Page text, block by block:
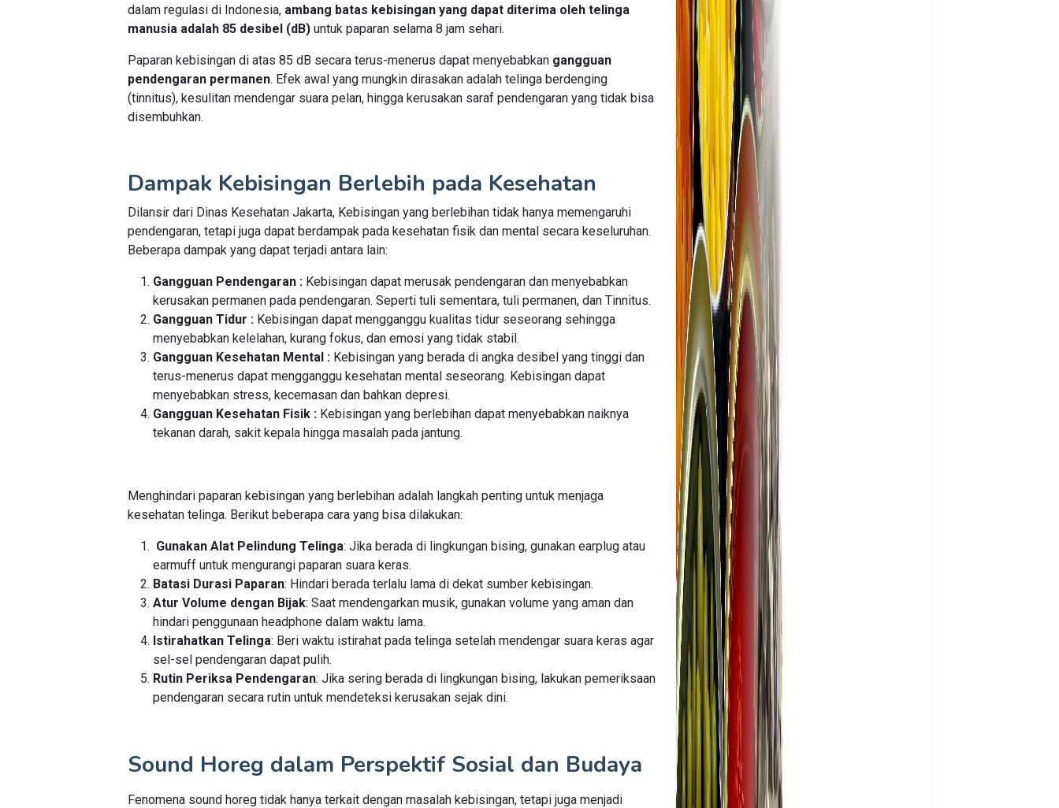
dalam regulasi di Indonesia, ambang batas kebisingan yang dapat diterima oleh telinga
manusia adalah 85 desibel (dB) untuk paparan selama 8 jam sehari.
Paparan kebisingan di atas 85 dB secara terus-menerus dapat menyebabkan gangguan
pendengaran permanen. Efek awal yang mungkin dirasakan adalah telinga berdenging
(tinnitus), kesulitan mendengar suara pelan, hingga kerusakan saraf pendengaran yang tidak bisa
disembuhkan.
Dampak Kebisingan Berlebih pada Kesehatan
Dilansir dari Dinas Kesehatan Jakarta, Kebisingan yang berlebihan tidak hanya memengaruhi
pendengaran, tetapi juga dapat berdampak pada kesehatan fisik dan mental secara keseluruhan.
Beberapa dampak yang dapat terjadi antara lain:
Gangguan Pendengaran : Kebisingan dapat merusak pendengaran dan menyebabkan
kerusakan permanen pada pendengaran. Seperti tuli sementara, tuli permanen, dan Tinnitus.
Gangguan Tidur : Kebisingan dapat mengganggu kualitas tidur seseorang sehingga
menyebabkan kelelahan, kurang fokus, dan emosi yang tidak stabil.
Gangguan Kesehatan Mental : Kebisingan yang berada di angka desibel yang tinggi dan
terus-menerus dapat mengganggu kesehatan mental seseorang. Kebisingan dapat
menyebabkan stress, kecemasan dan bahkan depresi.
Gangguan Kesehatan Fisik : Kebisingan yang berlebihan dapat menyebabkan naiknya
tekanan darah, sakit kepala hingga masalah pada jantung.
Menghindari paparan kebisingan yang berlebihan adalah langkah penting untuk menjaga
kesehatan telinga. Berikut beberapa cara yang bisa dilakukan:
Gunakan Alat Pelindung Telinga: Jika berada di lingkungan bising, gunakan earplug atau
earmuff untuk mengurangi paparan suara keras.
Batasi Durasi Paparan: Hindari berada terlalu lama di dekat sumber kebisingan.
Atur Volume dengan Bijak: Saat mendengarkan musik, gunakan volume yang aman dan
hindari penggunaan headphone dalam waktu lama.
Istirahatkan Telinga: Beri waktu istirahat pada telinga setelah mendengar suara keras agar
sel-sel pendengaran dapat pulih.
Rutin Periksa Pendengaran: Jika sering berada di lingkungan bising, lakukan pemeriksaan
pendengaran secara rutin untuk mendeteksi kerusakan sejak dini.
Sound Horeg dalam Perspektif Sosial dan Budaya
Fenomena sound horeg tidak hanya terkait dengan masalah kebisingan, tetapi juga menjadi